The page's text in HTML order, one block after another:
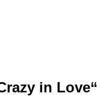
in Love“